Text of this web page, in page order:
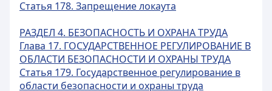
Статья 178. Запрещение локаута
РАЗДЕЛ 4. БЕЗОПАСНОСТЬ И ОХРАНА ТРУДА
Глава 17. ГОСУДАРСТВЕННОЕ РЕГУЛИРОВАНИЕ В
ОБЛАСТИ БЕЗОПАСНОСТИ И ОХРАНЫ ТРУДА
Статья 179. Государственное регулирование в
области безопасности и охраны труда